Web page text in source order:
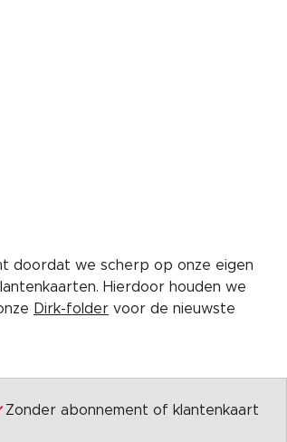
doordat we scherp op onze eigen
Hierdoor houden we
Dirk-folder voor de nieuwste
Zonder abonnement of klantenkaart